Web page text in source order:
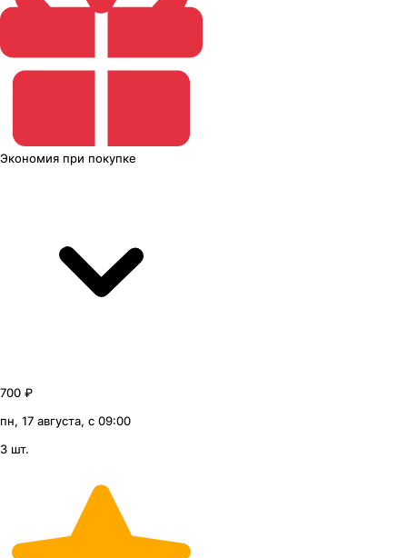
Экономия при покупке
700 ₽
пн, 17 августа, с 09:00
3 шт.